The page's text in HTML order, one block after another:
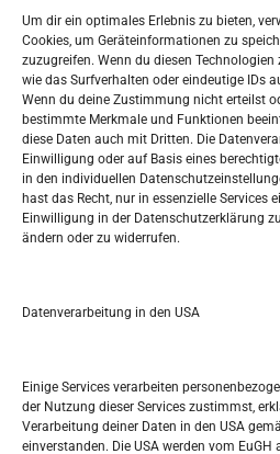
Um dir ein optimales Erlebnis zu bieten,
Cookies, um Geräteinformationen zu
zuzugreifen. Wenn du diesen
wie das Surfverhalten oder eindeutige IDs
Wenn du deine Zustimmung nicht erteilst
bestimmte Merkmale und Funktionen
diese Daten auch mit Dritten. Die
Einwilligung oder auf Basis eines
in den individuellen
hast das Recht, nur in essenzielle Services
Einwilligung in der Datenschutzerklärung
ändern oder zu widerrufen.
Datenverarbeitung in den USA
Einige Services verarbeiten
der Nutzung dieser Services zustimmst,
Verarbeitung deiner Daten in den USA
einverstanden. Die USA werden vom EuGH
Widerufsbelehrung
Oglašavanje / Postavite svoj oglas
Tko je “Idemo u Svijet –
Pretražite stranicu:
S
e
a
h
M D M D